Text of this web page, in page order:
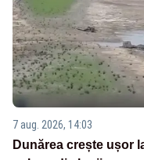
7 aug. 2026, 14:03
Dunărea crește ușor